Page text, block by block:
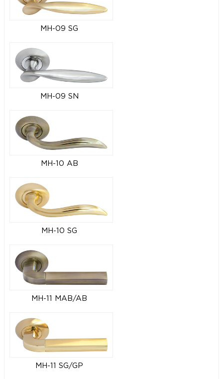
MH-09 SG
MH-09 SN
MH-10 AB
MH-10 SG
MH-11 MAB/AB
MH-11 SG/GP